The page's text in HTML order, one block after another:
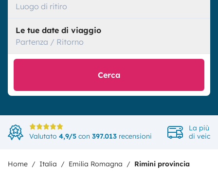
Luogo di ritiro
Le tue date di viaggio
Partenza / Ritorno
Cerca
Valutato 4,9/5 con 397.013 recensioni
La più
di
Home Italia Emilia Romagna Rimini provincia